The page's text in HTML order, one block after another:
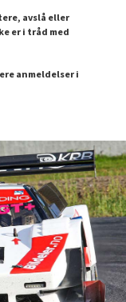
avslå eller
er i tråd med
anmeldelser i